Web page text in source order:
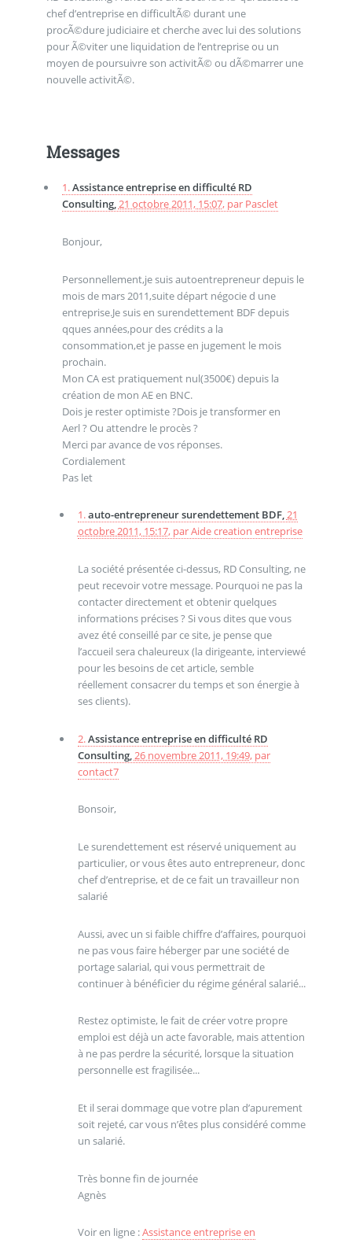
chef d’entreprise en difficultÃ© durant une
procÃ©dure judiciaire et cherche avec lui des solutions
pour Ã©viter une liquidation de l’entreprise ou un
moyen de poursuivre son activitÃ© ou dÃ©marrer une
nouvelle activitÃ©.
Messages
1.Assistance entreprise en difficulté RD
Consulting,21 octobre 2011, 15:07, par Pasclet
Bonjour,
Personnellement,je suis autoentrepreneur depuis le
mois de mars 2011,suite départ négocie d une
entreprise.Je suis en surendettement BDF depuis
qques années,pour des crédits a la
consommation,et je passe en jugement le mois
prochain.
Mon CA est pratiquement nul(3500€) depuis la
création de mon AE en BNC.
Dois je rester optimiste ?Dois je transformer en
Aerl ? Ou attendre le procès ?
Merci par avance de vos réponses.
Cordialement
Pas let
1.auto-entrepreneur surendettement BDF,21
octobre 2011, 15:17, parAide creation entreprise
La société présentée ci-dessus, RD Consulting, ne
peut recevoir votre message. Pourquoi ne pas la
contacter directement et obtenir quelques
informations précises ? Si vous dites que vous
avez été conseillé par ce site, je pense que
l’accueil sera chaleureux (la dirigeante, interviewé
pour les besoins de cet article, semble
réellement consacrer du temps et son énergie à
ses clients).
2.Assistance entreprise en difficulté RD
Consulting,26 novembre 2011, 19:49, par
contact7
Bonsoir,
Le surendettement est réservé uniquement au
particulier, or vous êtes auto entrepreneur, donc
chef d’entreprise, et de ce fait un travailleur non
salarié
Aussi, avec un si faible chiffre d’affaires, pourquoi
ne pas vous faire héberger par une société de
portage salarial, qui vous permettrait de
continuer à bénéficier du régime général salarié...
Restez optimiste, le fait de créer votre propre
emploi est déjà un acte favorable, mais attention
à ne pas perdre la sécurité, lorsque la situation
personnelle est fragilisée...
Et il serai dommage que votre plan d’apurement
soit rejeté, car vous n’êtes plus considéré comme
un salarié.
Très bonne fin de journée
Agnès
Voir en ligne :Assistance entreprise en